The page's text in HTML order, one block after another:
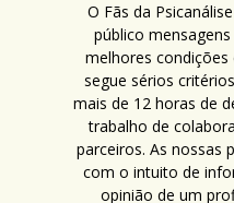
O Fãs da
público
melhores condições
segue sérios
mais de 12 horas de
trabalho de
parceiros. As nossas
com o intuito de
opinião de um